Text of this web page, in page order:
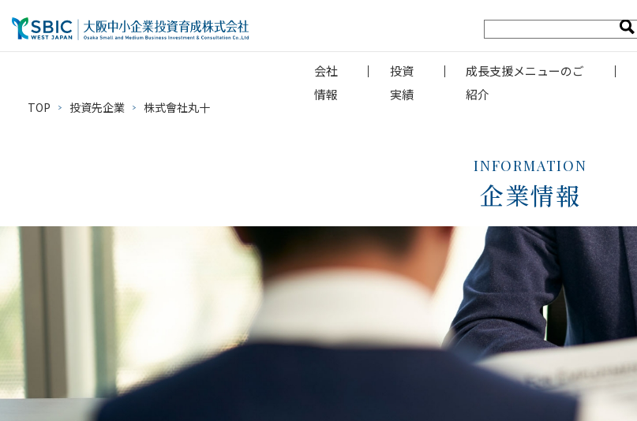
会社
情報
投資
実績
成長支援メニューのご
紹介
TOP 投資先企業 株式會社丸十
INFORMATION
企業情報